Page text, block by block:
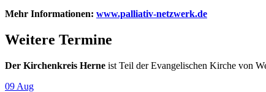
Mehr Informationen: www.palliativ-netzwerk.de
Weitere Termine
Der Kirchenkreis Herne ist Teil der Evangelischen Kirche von
09 Aug